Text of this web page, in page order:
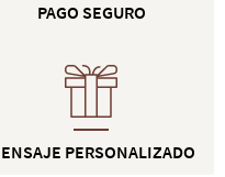
PAGO SEGURO
PERSONALIZADO